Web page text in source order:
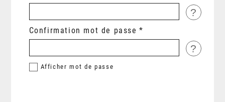
?
Confirmation mot de passe
?
Afficher mot de passe